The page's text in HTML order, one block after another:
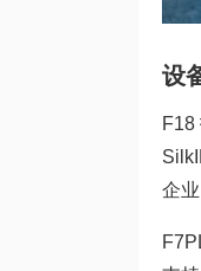
设
F18
企